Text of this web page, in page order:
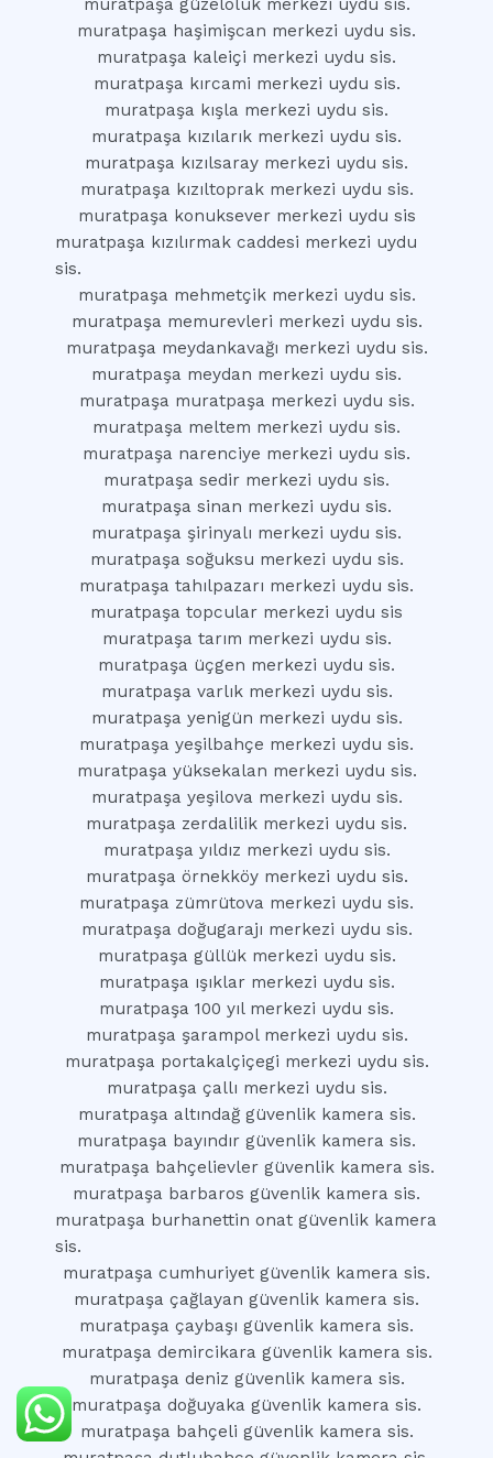
muratpaşa güzeloluk merkezi uydu sis.
muratpaşa haşimişcan merkezi uydu sis.
muratpaşa kaleiçi merkezi uydu sis.
muratpaşa kırcami merkezi uydu sis.
muratpaşa kışla merkezi uydu sis.
muratpaşa kızılarık merkezi uydu sis.
muratpaşa kızılsaray merkezi uydu sis.
muratpaşa kızıltoprak merkezi uydu sis.
muratpaşa konuksever merkezi uydu sis
muratpaşa kızılırmak caddesi merkezi uydu
sis.
muratpaşa mehmetçik merkezi uydu sis.
muratpaşa memurevleri merkezi uydu sis.
muratpaşa meydankavağı merkezi uydu sis.
muratpaşa meydan merkezi uydu sis.
muratpaşa muratpaşa merkezi uydu sis.
muratpaşa meltem merkezi uydu sis.
muratpaşa narenciye merkezi uydu sis.
muratpaşa sedir merkezi uydu sis.
muratpaşa sinan merkezi uydu sis.
muratpaşa şirinyalı merkezi uydu sis.
muratpaşa soğuksu merkezi uydu sis.
muratpaşa tahılpazarı merkezi uydu sis.
muratpaşa topcular merkezi uydu sis
muratpaşa tarım merkezi uydu sis.
muratpaşa üçgen merkezi uydu sis.
muratpaşa varlık merkezi uydu sis.
muratpaşa yenigün merkezi uydu sis.
muratpaşa yeşilbahçe merkezi uydu sis.
muratpaşa yüksekalan merkezi uydu sis.
muratpaşa yeşilova merkezi uydu sis.
muratpaşa zerdalilik merkezi uydu sis.
muratpaşa yıldız merkezi uydu sis.
muratpaşa örnekköy merkezi uydu sis.
muratpaşa zümrütova merkezi uydu sis.
muratpaşa doğugarajı merkezi uydu sis.
muratpaşa güllük merkezi uydu sis.
muratpaşa ışıklar merkezi uydu sis.
muratpaşa 100 yıl merkezi uydu sis.
muratpaşa şarampol merkezi uydu sis.
muratpaşa portakalçiçegi merkezi uydu sis.
muratpaşa çallı merkezi uydu sis.
muratpaşa altındağ güvenlik kamera sis.
muratpaşa bayındır güvenlik kamera sis.
muratpaşa bahçelievler güvenlik kamera sis.
muratpaşa barbaros güvenlik kamera sis.
muratpaşa burhanettin onat güvenlik kamera
sis.
muratpaşa cumhuriyet güvenlik kamera sis.
muratpaşa çağlayan güvenlik kamera sis.
muratpaşa çaybaşı güvenlik kamera sis.
muratpaşa demircikara güvenlik kamera sis.
muratpaşa deniz güvenlik kamera sis.
muratpaşa doğuyaka güvenlik kamera sis.
muratpaşa bahçeli güvenlik kamera sis.